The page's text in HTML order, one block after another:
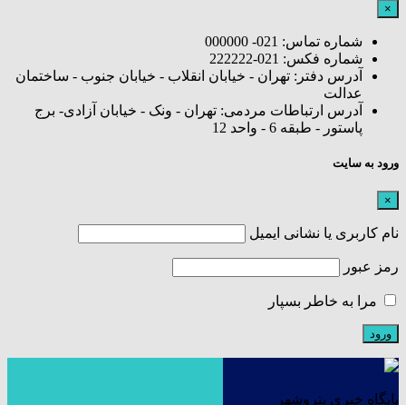
×
شماره تماس: 021- 000000
شماره فکس: 021-222222
آدرس دفتر: تهران - خیابان انقلاب - خیابان جنوب - ساختمان
عدالت
آدرس ارتباطات مردمی: تهران - ونک - خیابان آزادی- برج
پاستور - طبقه 6 - واحد 12
ورود به سایت
×
نام کاربری یا نشانی ایمیل
رمز عبور
مرا به خاطر بسپار
پایگاه خبری پتروشهر